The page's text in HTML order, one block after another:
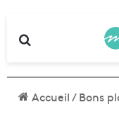
Accueil/Bons